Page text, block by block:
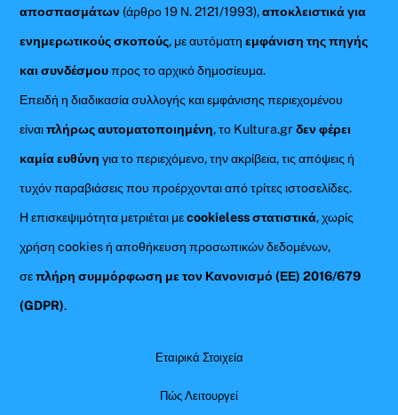
αποσπασμάτων (άρθρο 19 Ν. 2121/1993),αποκλειστικά για
ενημερωτικούς σκοπούς, με αυτόματηεμφάνιση της πηγής
και συνδέσμουπρος το αρχικό δημοσίευμα.
Επειδή η διαδικασία συλλογής και εμφάνισης περιεχομένου
είναιπλήρως αυτοματοποιημένη, το Kultura.grδεν φέρει
καμία ευθύνη για το περιεχόμενο, την ακρίβεια, τις απόψεις ή
τυχόν παραβιάσεις που προέρχονται από τρίτες ιστοσελίδες.
Η επισκεψιμότητα μετριέται μεcookieless στατιστικά, χωρίς
χρήση cookies ή αποθήκευση προσωπικών δεδομένων,
σεπλήρη συμμόρφωση με τον Κανονισμό (ΕΕ) 2016/679
(GDPR).
Εταιρικά Στοιχεία
Πώς Λειτουργεί